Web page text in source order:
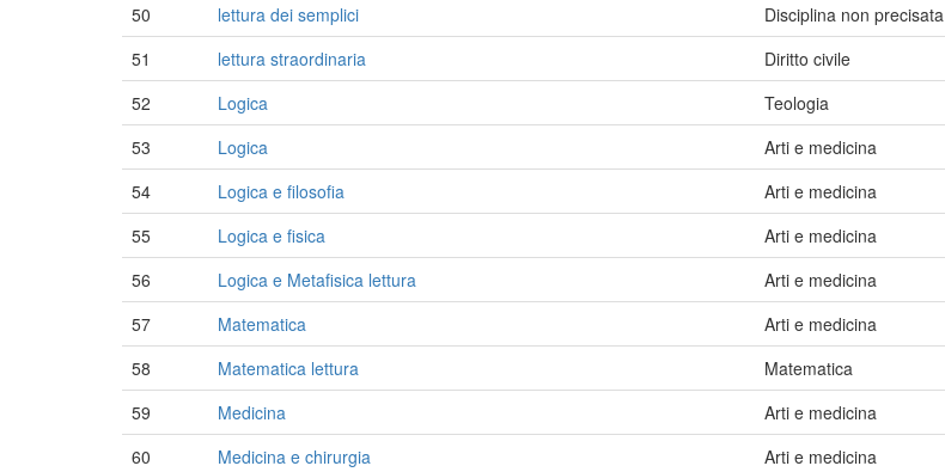
50
lettura dei semplici
Disciplina non precisata
51
lettura straordinaria
Diritto civile
52
Logica
Teologia
53
Logica
Arti e medicina
54
Logica e filosofia
Arti e medicina
55
Logica e fisica
Arti e medicina
56
Logica e Metafisica lettura
Arti e medicina
57
Matematica
Arti e medicina
58
Matematica lettura
Matematica
59
Medicina
Arti e medicina
60
Medicina e chirurgia
Arti e medicina